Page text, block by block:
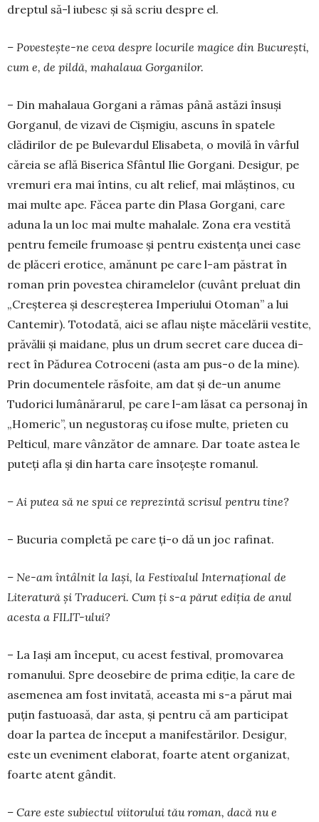
dreptul să-l iubesc și să scriu despre el.
– Povestește-ne ceva despre locurile magice din București,
cum e, de pildă, mahalaua Gorganilor.
– Din mahalaua Gorgani a rămas pâ­nă astăzi însuși
Gorganul, de vizavi de Cișmigiu, as­cuns în spa­tele
clădirilor de pe Bulevardul Eli­sabeta, o mo­vilă în vârful
căreia se află Biserica Sfântul Ilie Gorgani. Desigur, pe
vremuri era mai întins, cu alt relief, mai mlăștinos, cu
mai multe ape. Făcea parte din Plasa Gorgani, care
aduna la un loc mai multe ma­halale. Zona era vestită
pentru femeile frumoase și pentru existența unei case
de plăceri erotice, amă­nunt pe care l-am păstrat în
roman prin povestea chi­ramelelor (cuvânt preluat din
„Creșterea și des­creș­terea Imperiului Otoman” a lui
Cantemir). Totodată, aici se aflau niște măcelării vestite,
pră­vă­lii și mai­dane, plus un drum secret care ducea di­
rect în Pă­du­rea Cotroceni (asta am pus-o de la mi­ne).
Prin docu­men­tele răsfoite, am dat și de-un anu­me
Tudorici lu­mânărarul, pe care l-am lăsat ca per­sonaj în
„Ho­meric”, un negustoraș cu ifose multe, prieten cu
Pelticul, mare vânzător de amnare. Dar toate astea le
puteți afla și din harta care însoțește romanul.
– Ai putea să ne spui ce reprezintă scrisul pen­tru tine?
– Bucuria completă pe care ți-o dă un joc ra­fi­nat.
– Ne-am întâlnit la Iași, la Festivalul In­ter­național de
Literatură și Traduceri. Cum ți s-a părut ediția de anul
acesta a FILIT-ului?
– La Iași am început, cu acest festival, pro­mo­varea
romanului. Spre deosebire de prima ediție, la care de
asemenea am fost invitată, aceasta mi s-a părut mai
puțin fastuoasă, dar asta, și pentru că am participat
doar la partea de început a manifestărilor. Desigur,
este un eveniment elaborat, foar­te atent organizat,
foarte atent gândit.
– Care este subiectul viitorului tău roman, dacă nu e